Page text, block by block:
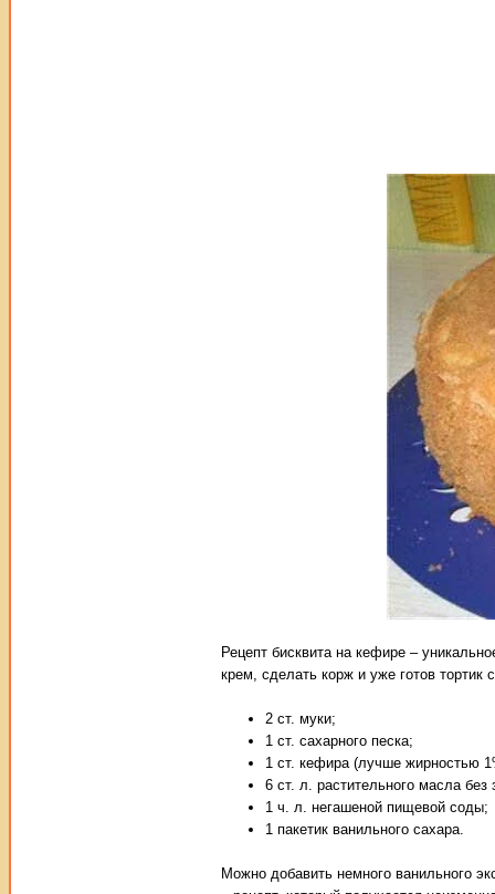
Рецепт бисквита на кефире –
крем, сделать корж и уже готов
2 ст. муки;
1 ст. сахарного песка;
1 ст. кефира (лучше жирностью
6 ст. л. растительного масла без
1 ч. л. негашеной пищевой соды;
1 пакетик ванильного сахара.
Можно добавить немного ванильного